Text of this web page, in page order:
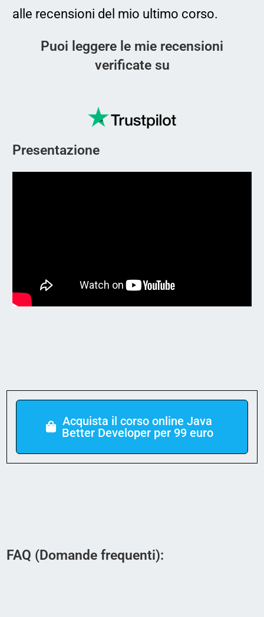
alle recensioni del mio ultimo corso.
Puoi leggere le mie recensioni
verificate su
Presentazione
Acquista il corso online Java
Better Developer per 99 euro
FAQ (Domande frequenti):